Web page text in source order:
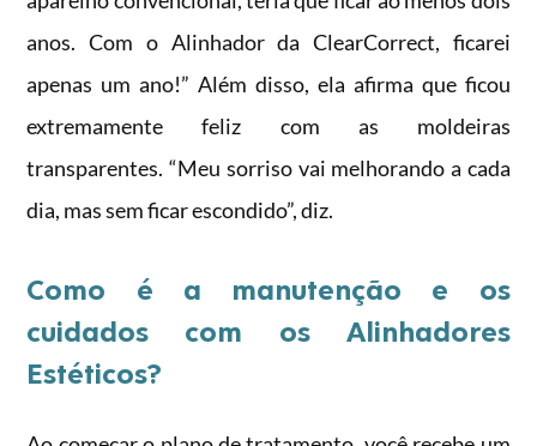
anos. Com o Alinhador da ClearCorrect, ficarei
apenas um ano!” Além disso, ela afirma que ficou
extremamente feliz com as moldeiras
transparentes. “Meu sorriso vai melhorando a cada
dia, mas sem ficar escondido”, diz.
Como é a manutenção e os
cuidados com os Alinhadores
Estéticos?